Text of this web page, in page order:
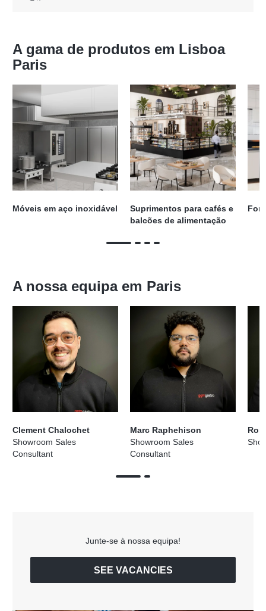
A gama de produtos em Lisboa
Paris
Móveis em aço inoxidável
Suprimentos para cafés e
balcões de alimentação
A nossa equipa em Paris
Clement Chalochet
Showroom Sales
Consultant
Marc Raphehison
Showroom Sales
Consultant
Junte-se à nossa equipa!
SEE VACANCIES